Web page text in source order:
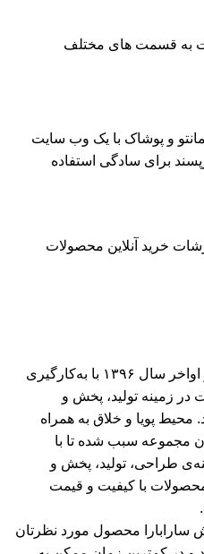
به قسمت های مختلف
مانتو و پوشاک با یک وب سایت
برای سادگی استفاده
خرید آنلاین محصولات
فروشگاه اینترنتی «سارابارا» در اواخر سال ۱۳۹۶ با به‌کارگیری
در زمینه تولید، پخش و
پویا و خلاق به همراه
مجموعه سبب شده تا با
طراحی، تولید، پخش و
با کیفیت و قیمت
سارابارا محصول مورد نظرتان